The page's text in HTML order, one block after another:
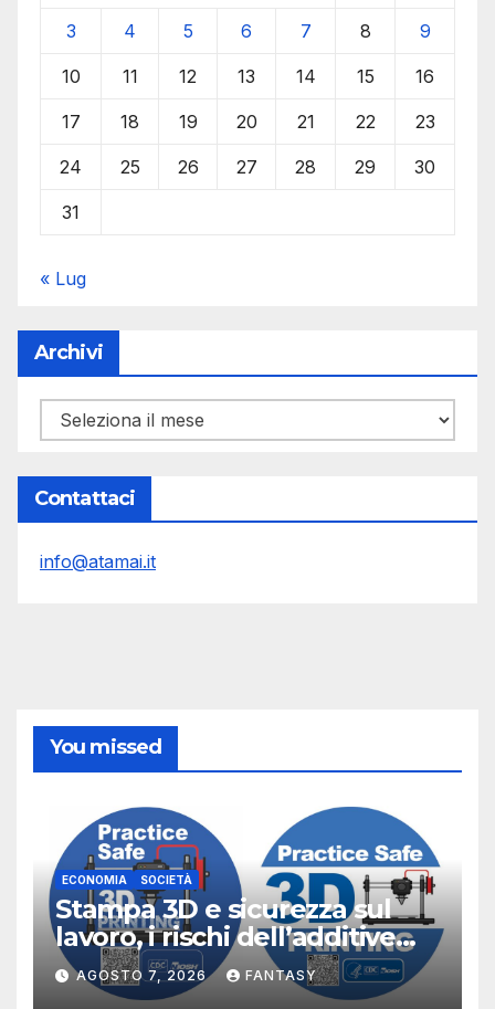
3 4 5 6 7 8 9
10 11 12 13 14 15 16
17 18 19 20 21 22 23
24 25 26 27 28 29 30
31
« Lug
Archivi
Archivi
Contattaci
info@atamai.it
You missed
ECONOMIA SOCIETÀ
Stampa 3D e sicurezza sul
lavoro, i rischi dell’additive
manufacturing secondo
NIOSH
AGOSTO 7, 2026 FANTASY